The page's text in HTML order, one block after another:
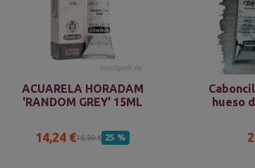
ACUARELA HORADAM
'RANDOM GREY' 15ML
14,24 €18,99 € 25 %
hueso